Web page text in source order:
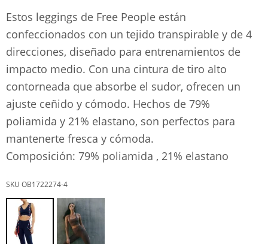
Estos leggings de Free People están
confeccionados con un tejido transpirable y de 4
direcciones, diseñado para entrenamientos de
impacto medio. Con una cintura de tiro alto
contorneada que absorbe el sudor, ofrecen un
ajuste ceñido y cómodo. Hechos de 79%
poliamida y 21% elastano, son perfectos para
mantenerte fresca y cómoda.
Composición: 79% poliamida , 21% elastano
OB1722274-4